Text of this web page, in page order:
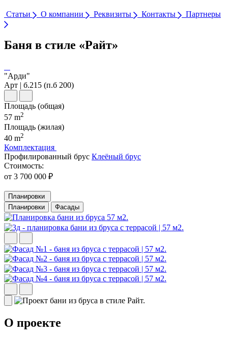
Статьи О компании Реквизиты Контакты Партнеры
Баня в стиле «Райт»
"Арди"
Арт | б.215 (п.б 200)
Площадь (общая)
57 m2
Площадь (жилая)
40 m2
Комплектация
Профилированный брус Клеёный брус
Стоимость:
от 3 700 000 ₽
Планировки
Планировки
Фасады
О проекте